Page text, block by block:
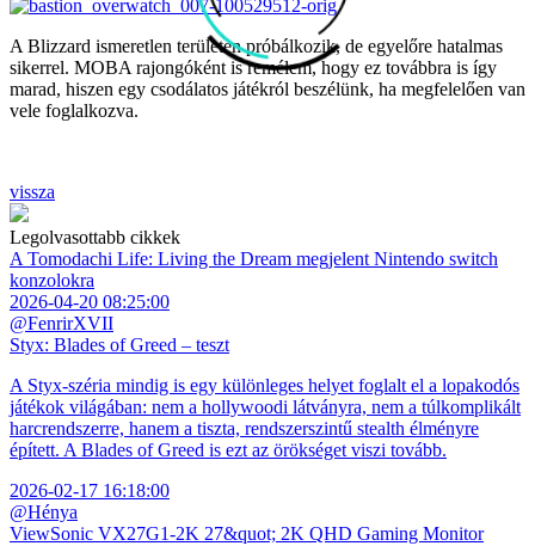
A Blizzard ismeretlen területen próbálkozik, de egyelőre hatalmas
sikerrel. MOBA rajongóként is remélem, hogy ez továbbra is így
marad, hiszen egy csodálatos játékról beszélünk, ha megfelelően van
vele foglalkozva.
vissza
Legolvasottabb cikkek
A Tomodachi Life: Living the Dream megjelent Nintendo switch
konzolokra
2026-04-20 08:25:00
@FenrirXVII
Styx: Blades of Greed – teszt
A Styx-széria mindig is egy különleges helyet foglalt el a lopakodós
játékok világában: nem a hollywoodi látványra, nem a túlkomplikált
harcrendszerre, hanem a tiszta, rendszerszintű stealth élményre
épített. A Blades of Greed is ezt az örökséget viszi tovább.
2026-02-17 16:18:00
@Hénya
ViewSonic VX27G1-2K 27&quot; 2K QHD Gaming Monitor